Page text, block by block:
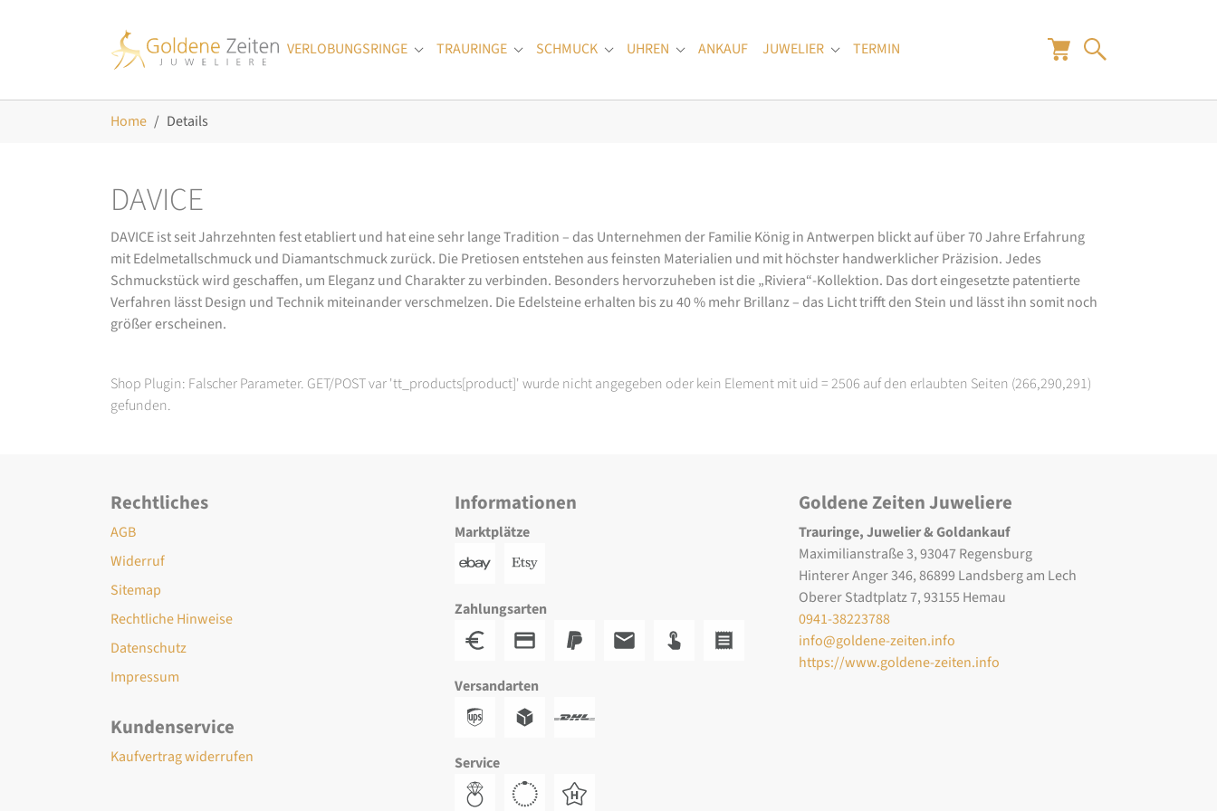
VERLOBUNGSRINGE
Submenu for "Verlobungsringe"
TRAURINGE Submenu for "Trauringe"
SCHMUCK Submenu for "Schmuck"
UHREN Submenu for "Uhren"
ANKAUF JUWELIER Submenu for "Juwelier"
TERMIN
Home Details
DAVICE
DAVICE ist seit Jahrzehnten fest etabliert und hat eine sehr lange Tradition – das Unternehmen der Familie König in Antwerpen blickt auf über 70 Jahre Erfahrung
mit Edelmetallschmuck und Diamantschmuck zurück. Die Pretiosen entstehen aus feinsten Materialien und mit höchster handwerklicher Präzision. Jedes
Schmuckstück wird geschaffen, um Eleganz und Charakter zu verbinden. Besonders hervorzuheben ist die „Riviera“-Kollektion. Das dort eingesetzte patentierte
Verfahren lässt Design und Technik miteinander verschmelzen. Die Edelsteine erhalten bis zu 40 % mehr Brillanz – das Licht trifft den Stein und lässt ihn somit noch
größer erscheinen.
Shop Plugin: Falscher Parameter. GET/POST var 'tt_products[product]' wurde nicht angegeben oder kein Element mit uid = 2506 auf den erlaubten Seiten (266,290,291)
gefunden.
Rechtliches
AGB
Widerruf
Sitemap
Rechtliche Hinweise
Datenschutz
Impressum
Kundenservice
Kaufvertrag widerrufen
Informationen
Marktplätze
Zahlungsarten
Versandarten
Service
Goldene Zeiten Juweliere
Trauringe, Juwelier & Goldankauf
Maximilianstraße 3, 93047 Regensburg
Hinterer Anger 346, 86899 Landsberg am Lech
Oberer Stadtplatz 7, 93155 Hemau
0941-38223788
info@goldene-zeiten.info
https://www.goldene-zeiten.info